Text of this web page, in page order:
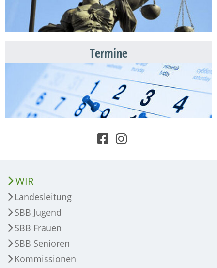
Termine
WIR
Landesleitung
SBB Jugend
SBB Frauen
SBB Senioren
Kommissionen